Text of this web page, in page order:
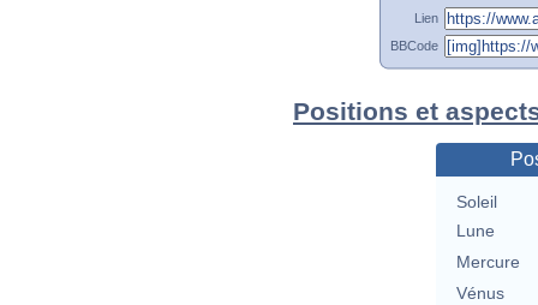
Lien
BBCode
Positions et
Soleil
Lune
Mercure
Vénus